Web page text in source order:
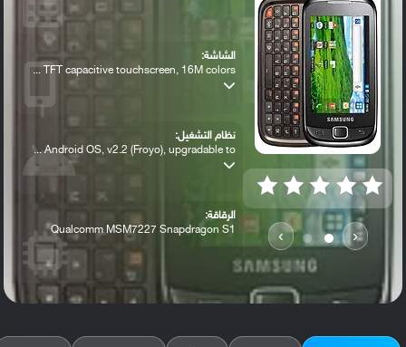
‹
›
الشاشة:
TFT capacitive touchscreen, 16M colors ...
نظام التشغيل:
Android OS, v2.2 (Froyo), upgradable to ...
الرقاقة:
Qualcomm MSM7227 Snapdragon S1
الرام / التخزين: